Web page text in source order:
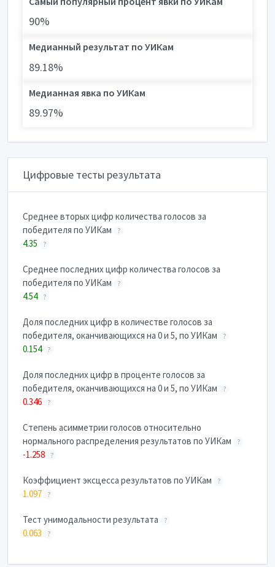
90%
Медианный результат по УИКам
89.18%
Медианная явка по УИКам
89.97%
Цифровые тесты результата
Cреднее вторых цифр количества голосов за
победителя по УИКам
?
4.35 ?
Cреднее последних цифр количества голосов за
победителя по УИКам
?
4.54 ?
Доля последних цифр в количестве голосов за
победителя, оканчивающихся на 0 и 5, по УИКам
?
0.154 ?
Доля последних цифр в проценте голосов за
победителя, оканчивающихся на 0 и 5, по УИКам
?
0.346 ?
Степень асимметрии голосов относительно
нормального распределения результатов по УИКам
?
-1.258 ?
Коэффициент эксцесса результатов по УИКам ?
1.097 ?
Тест унимодальности результата ?
0.063 ?